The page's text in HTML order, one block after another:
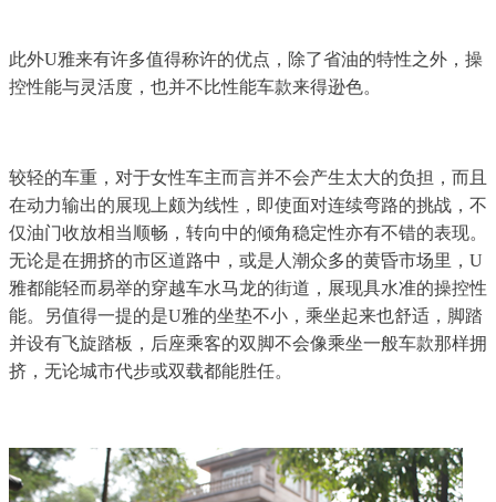
此外U雅来有许多值得称许的优点，除了省油的特性之外，操
控性能与灵活度，也并不比性能车款来得逊色。
较轻的车重，对于女性车主而言并不会产生太大的负担，而且
在动力输出的展现上颇为线性，即使面对连续弯路的挑战，不
仅油门收放相当顺畅，转向中的倾角稳定性亦有不错的表现。
无论是在拥挤的市区道路中，或是人潮众多的黄昏市场里，U
雅都能轻而易举的穿越车水马龙的街道，展现具水准的操控性
能。另值得一提的是U雅的坐垫不小，乘坐起来也舒适，脚踏
并设有飞旋踏板，后座乘客的双脚不会像乘坐一般车款那样拥
挤，无论城市代步或双载都能胜任。